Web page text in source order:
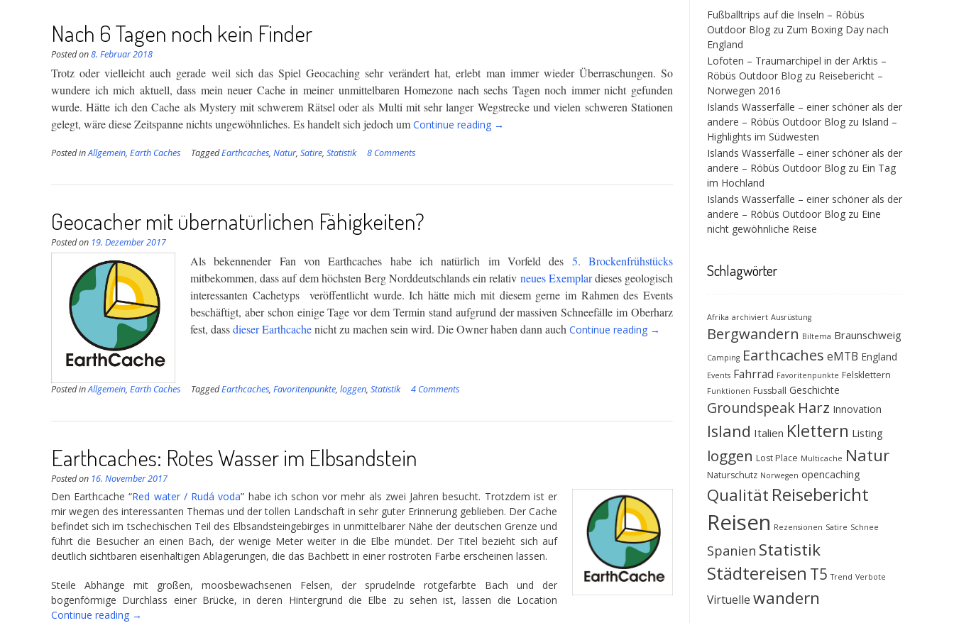
Nach 6 Tagen noch kein Finder
Posted on8. Februar 2018
Trotz oder vielleicht auch gerade weil sich das Spiel Geocaching sehr verändert hat, erlebt man immer wieder Überraschungen. So
wundere ich mich aktuell, dass mein neuer Cache in meiner unmittelbaren Homezone nach sechs Tagen noch immer nicht gefunden
wurde. Hätte ich den Cache als Mystery mit schwerem Rätsel oder als Multi mit sehr langer Wegstrecke und vielen schweren Stationen
gelegt, wäre diese Zeitspanne nichts ungewöhnliches. Es handelt sich jedoch um Continue reading
“Nach
kein
→
Posted inAllgemein, Earth Caches TaggedEarthcaches, Natur, Satire, Statistik 8 Comments
Geocacher mit übernatürlichen Fähigkeiten?
Posted on 19. Dezember 2017
Als bekennender Fan von Earthcaches habe ich natürlich im Vorfeld des 5. Brockenfrühstücks
mitbekommen, dass auf dem höchsten Berg Norddeutschlands ein relativ neues Exemplardieses geologisch
interessanten Cachetyps veröffentlicht wurde. Ich hätte mich mit diesem gerne im Rahmen des Events
beschäftigt, aber schon einige Tage vor dem Termin stand aufgrund der massiven Schneefälle im Oberharz
fest, dassdieser Earthcachenicht zu machen sein wird. Die Owner haben dann auch Continue reading
“Geocacher
übernatürlichen
Fähigkeiten?”
→
Posted inAllgemein, Earth Caches TaggedEarthcaches, Favoritenpunkte, loggen, Statistik 4 Comments
Earthcaches: Rotes Wasser im Elbsandstein
Posted on 16. November 2017
Den Earthcache “Red water / Rudá voda” habe ich schon vor mehr als zwei Jahren besucht. Trotzdem ist er
mir wegen des interessanten Themas und der tollen Landschaft in sehr guter Erinnerung geblieben. Der Cache
befindet sich im tschechischen Teil des Elbsandsteingebirges in unmittelbarer Nähe der deutschen Grenze und
führt die Besucher an einen Bach, der wenige Meter weiter in die Elbe mündet. Der Titel bezieht sich auf
deutlich sichtbaren eisenhaltigen Ablagerungen, die das Bachbett in einer rostroten Farbe erscheinen lassen.
Steile Abhänge mit großen, moosbewachsenen Felsen, der sprudelnde rotgefärbte Bach und der
bogenförmige Durchlass einer Brücke, in deren Hintergrund die Elbe zu sehen ist, lassen die Location
Continue reading “Earthcaches:
→
Fußballtrips auf die Inseln – Röbüs
Outdoor Blog zu Zum Boxing Day nach
England
Lofoten – Traumarchipel in der Arktis –
Röbüs Outdoor Blog zu Reisebericht –
Norwegen 2016
Islands Wasserfälle – einer schöner als der
andere – Röbüs Outdoor Blog zu Island –
Highlights im Südwesten
Islands Wasserfälle – einer schöner als der
andere – Röbüs Outdoor Blog zu Ein Tag
im Hochland
Islands Wasserfälle – einer schöner als der
andere – Röbüs Outdoor Blog zu Eine
nicht gewöhnliche Reise
Schlagwörter
Afrika archiviert Ausrüstung
Bergwandern Biltema Braunschweig
Camping Earthcaches eMTB England
Events Fahrrad Favoritenpunkte Felsklettern
Funktionen Fussball Geschichte
Groundspeak Harz Innovation
Island Italien Klettern Listing
loggen Lost Place Multicache Natur
Naturschutz Norwegen opencaching
Qualität Reisebericht
Reisen Rezensionen Satire Schnee
Spanien Statistik
Städtereisen T5 Trend Verbote
Virtuelle wandern